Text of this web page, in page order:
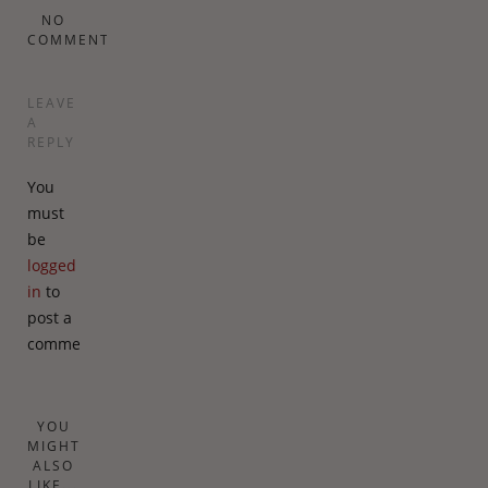
NO
COMMENTS
LEAVE
A
REPLY
You
must
be
logged
in to
post a
comment.
YOU
MIGHT
ALSO